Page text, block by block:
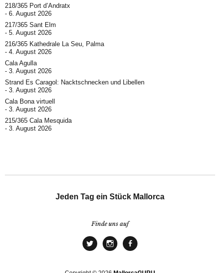
218/365 Port d’Andratx
6. August 2026
217/365 Sant Elm
5. August 2026
216/365 Kathedrale La Seu, Palma
4. August 2026
Cala Agulla
3. August 2026
Strand Es Caragol: Nacktschnecken und Libellen
3. August 2026
Cala Bona virtuell
3. August 2026
215/365 Cala Mesquida
3. August 2026
Jeden Tag ein Stück Mallorca
Finde uns auf